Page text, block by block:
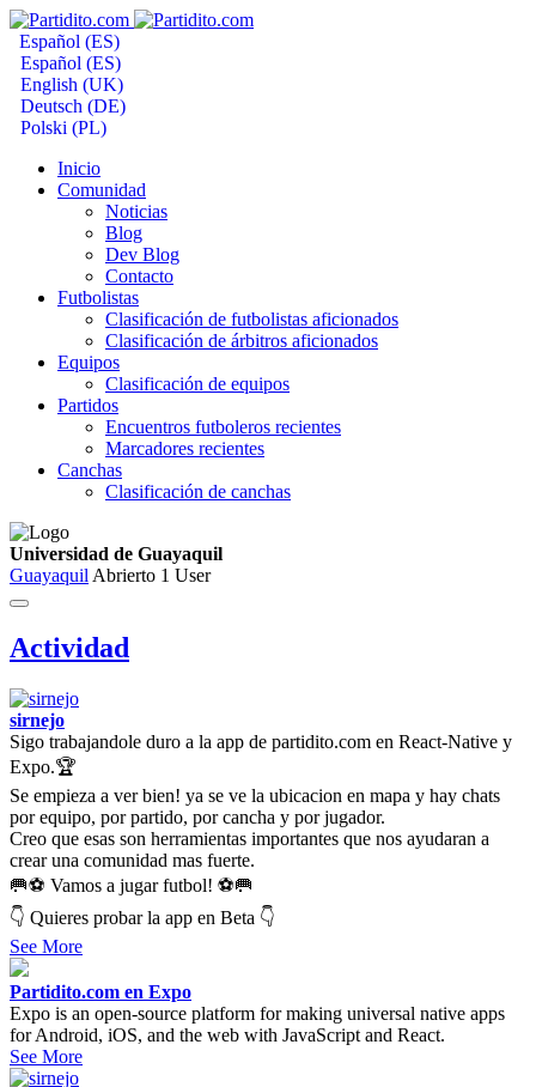
Español (ES)
Español (ES)
English (UK)
Deutsch (DE)
Polski (PL)
Inicio
Comunidad
Noticias
Blog
Dev Blog
Contacto
Futbolistas
Clasificación de futbolistas aficionados
Clasificación de árbitros aficionados
Equipos
Clasificación de equipos
Partidos
Encuentros futboleros recientes
Marcadores recientes
Canchas
Clasificación de canchas
Universidad de Guayaquil
Guayaquil Abrierto 1 User
Actividad
sirnejo
Sigo trabajandole duro a la app de partidito.com en React-Native y
Expo.🏆
Se empieza a ver bien! ya se ve la ubicacion en mapa y hay chats
por equipo, por partido, por cancha y por jugador.
Creo que esas son herramientas importantes que nos ayudaran a
crear una comunidad mas fuerte.
🥅⚽ Vamos a jugar futbol! ⚽🥅
👇 Quieres probar la app en Beta 👇
See More
Partidito.com en Expo
Expo is an open-source platform for making universal native apps
for Android, iOS, and the web with JavaScript and React.
See More